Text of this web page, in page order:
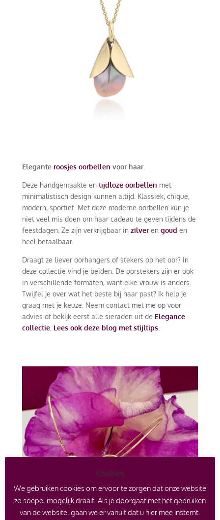
Elegante roosjes oorbellen voor haar.
Deze handgemaakte en tijdloze oorbellen met
minimalistisch design kunnen altijd. Klassiek, chique,
modern, sportief. Met deze moderne oorbellen kun je
niet veel mis doen om haar cadeau te geven tijdens de
feestdagen. Ze zijn verkrijgbaar in zilver en goud en
heel betaalbaar.
Draagt ze liever oorhangers of stekers op het oor? In
deze collectie vind je beiden. De oorstekers zijn er ook
in verschillende formaten, want elke vrouw is anders.
Twijfel je over wat het beste bij haar past? Ik help je
graag met je keuze. Neem contact met me op voor
advies of bekijk eerst alle sieraden uit de Elegance
collectie. Lees ook deze blog met stijltips.
Cookies
We gebruiken cookies om ervoor te zorgen dat onze website
zo soepel mogelijk draait. Als je doorgaat met het gebruiken
van de website, gaan we er vanuit dat u hier mee instemt.